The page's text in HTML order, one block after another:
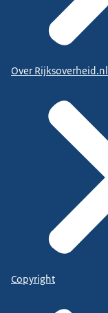
Over Rijksoverheid.nl
Copyright